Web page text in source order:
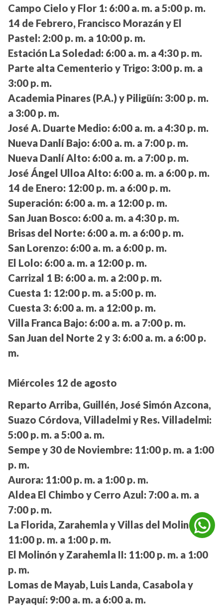
Campo Cielo y Flor 1: 6:00 a. m. a 5:00 p. m.
14 de Febrero, Francisco Morazán y El
Pastel: 2:00 p. m. a 10:00 p. m.
Estación La Soledad: 6:00 a. m. a 4:30 p. m.
Parte alta Cementerio y Trigo: 3:00 p. m. a
3:00 p. m.
Academia Pinares (P.A.) y Piligüín: 3:00 p. m.
a 3:00 p. m.
José A. Duarte Medio: 6:00 a. m. a 4:30 p. m.
Nueva Danlí Bajo: 6:00 a. m. a 7:00 p. m.
Nueva Danlí Alto: 6:00 a. m. a 7:00 p. m.
José Ángel Ulloa Alto: 6:00 a. m. a 6:00 p. m.
14 de Enero: 12:00 p. m. a 6:00 p. m.
Superación: 6:00 a. m. a 12:00 p. m.
San Juan Bosco: 6:00 a. m. a 4:30 p. m.
Brisas del Norte: 6:00 a. m. a 6:00 p. m.
San Lorenzo: 6:00 a. m. a 6:00 p. m.
El Lolo: 6:00 a. m. a 12:00 p. m.
Carrizal 1 B: 6:00 a. m. a 2:00 p. m.
Cuesta 1: 12:00 p. m. a 5:00 p. m.
Cuesta 3: 6:00 a. m. a 12:00 p. m.
Villa Franca Bajo: 6:00 a. m. a 7:00 p. m.
San Juan del Norte 2 y 3: 6:00 a. m. a 6:00 p.
m.
Miércoles 12 de agosto
Reparto Arriba, Guillén, José Simón Azcona,
Suazo Córdova, Villadelmi y Res. Villadelmi:
5:00 p. m. a 5:00 a. m.
Sempe y 30 de Noviembre: 11:00 p. m. a 1:00
p. m.
Aurora: 11:00 p. m. a 1:00 p. m.
Aldea El Chimbo y Cerro Azul: 7:00 a. m. a
7:00 p. m.
La Florida, Zarahemla y Villas del Molino:
11:00 p. m. a 1:00 p. m.
El Molinón y Zarahemla II: 11:00 p. m. a 1:00
p. m.
Lomas de Mayab, Luis Landa, Casabola y
Payaquí: 9:00 a. m. a 6:00 a. m.